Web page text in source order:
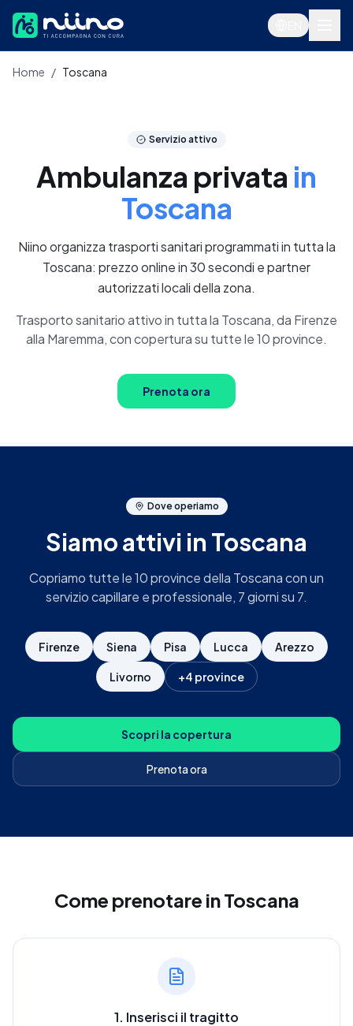
Accedi
Home / Toscana
Servizio attivo
Ambulanza privata in
Toscana
Niino organizza trasporti sanitari programmati in tutta la
Toscana: prezzo online in 30 secondi e partner
autorizzati locali della zona.
Trasporto sanitario attivo in tutta la Toscana, da Firenze
alla Maremma, con copertura su tutte le 10 province.
Prenota ora
Dove operiamo
Siamo attivi in Toscana
Copriamo tutte le 10 province della Toscana con un
servizio capillare e professionale, 7 giorni su 7.
Firenze Siena Pisa Lucca Arezzo
Livorno +4 province
Scopri la copertura
Prenota ora
Come prenotare in Toscana
1. Inserisci il tragitto